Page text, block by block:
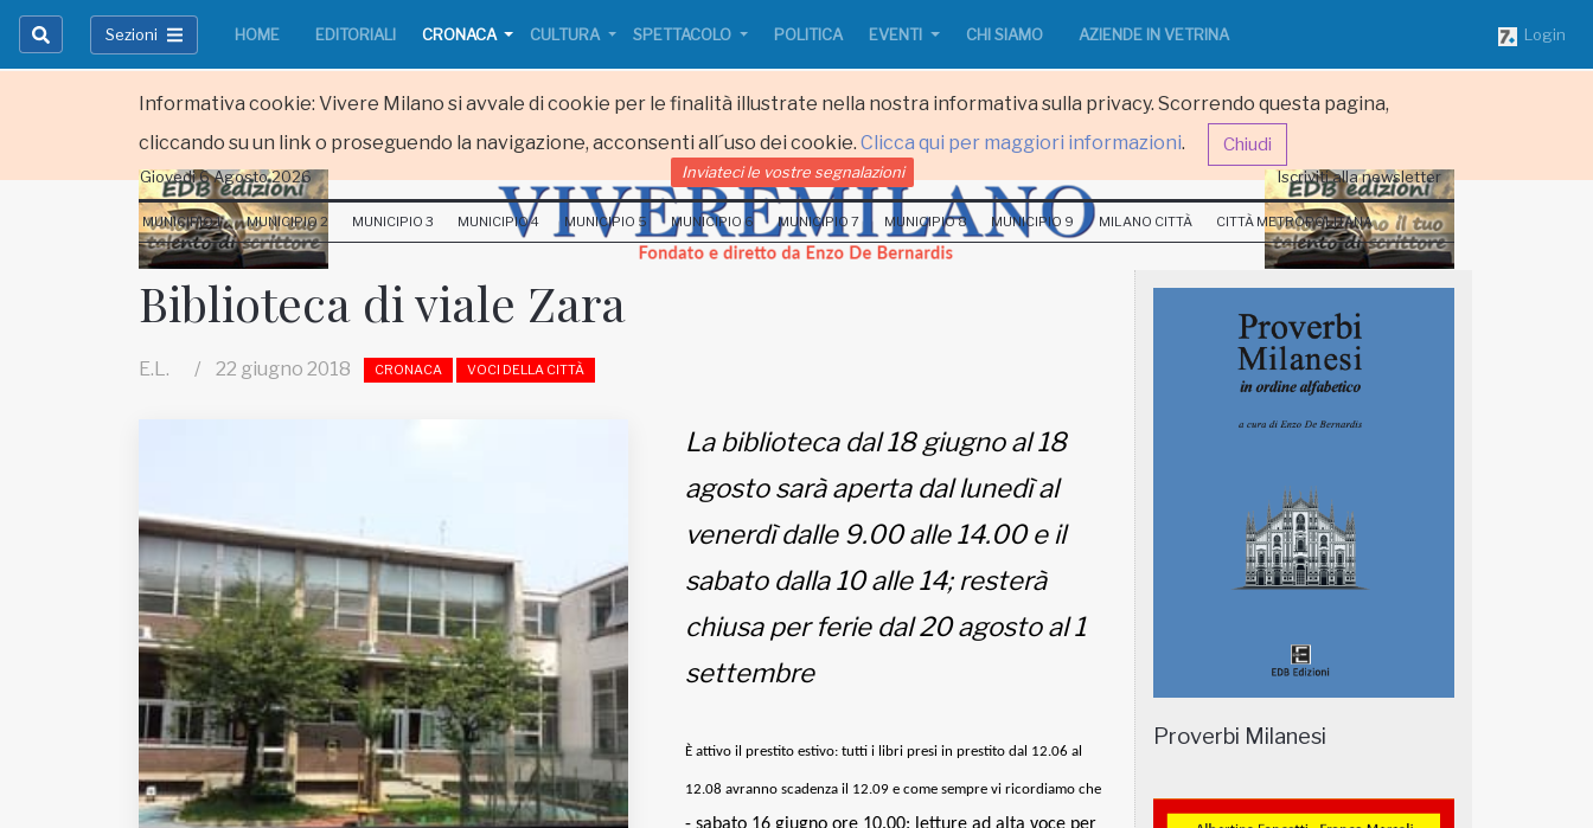
Informativa cookie: Vivere Milano si avvale di cookie per le finalità illustrate nella nostra informativa sulla privacy. Scorrendo questa pagina,
cliccando su un link o proseguendo la navigazione, acconsenti all´uso dei cookie. Clicca qui per maggiori informazioni. Chiudi
Sezioni HOME EDITORIALI CRONACA CULTURA SPETTACOLO POLITICA EVENTI CHI SIAMO AZIENDE IN VETRINA Login
Inviateci le vostre segnalazioni
Fondato e diretto da Enzo De
EDB edizioni - Via Brivio angolo C.
Imbonati, 89 20159 Milano (Italia)
Informativa sulla privacy
Giovedi 6 Agosto 2026 Inviateci le vostre segnalazioni Iscriviti alla newsletter
MUNICIPIO 1 MUNICIPIO 2 MUNICIPIO 3 MUNICIPIO 4 MUNICIPIO 5 MUNICIPIO 6 MUNICIPIO 7 MUNICIPIO 8 MUNICIPIO 9 MILANO CITTÀ CITTÀ METROPOLITANA
Biblioteca di viale Zara
E.L. / 22 giugno 2018 CRONACA VOCI DELLA CITTÀ
La biblioteca dal 18 giugno al 18
agosto sarà aperta dal lunedì al
venerdì dalle 9.00 alle 14.00 e il
sabato dalla 10 alle 14; resterà
chiusa per ferie dal 20 agosto al 1
settembre
È attivo il prestito estivo: tutti i libri presi in prestito dal 12.06 al
12.08 avranno scadenza il 12.09 e come sempre vi ricordiamo che
Proverbi Milanesi